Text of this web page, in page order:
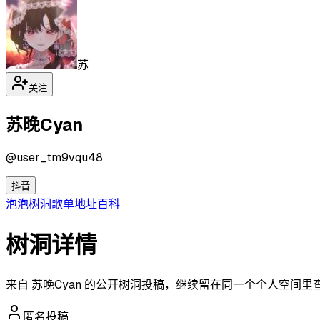
苏
关注
苏晚Cyan
@user_tm9vqu48
抖音
泡泡树洞歌单地址百科
树洞详情
来自 苏晚Cyan 的公开树洞投稿，继续留在同一个个人空间里
匿名投稿